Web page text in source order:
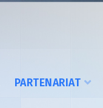
PARTENARIAT